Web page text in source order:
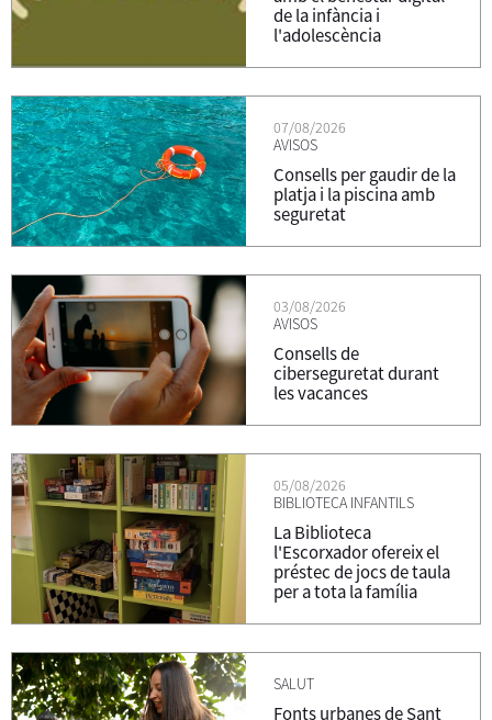
de la infància i
l'adolescència
07/08/2026
AVISOS
Consells per gaudir de la
platja i la piscina amb
seguretat
03/08/2026
AVISOS
Consells de
ciberseguretat durant
les vacances
05/08/2026
BIBLIOTECA INFANTILS
La Biblioteca
l'Escorxador ofereix el
préstec de jocs de taula
per a tota la família
SALUT
Fonts urbanes de Sant